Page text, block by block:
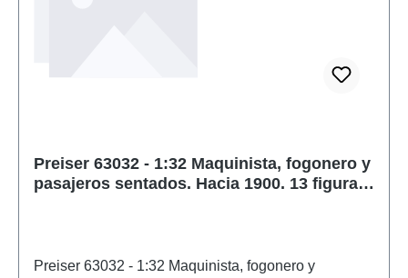
Preiser 63032 - 1:32 Maquinista, fogonero y
pasajeros sentados. Hacia 1900. 13 figuras
Preiser 63032 - 1:32 Maquinista, fogonero y